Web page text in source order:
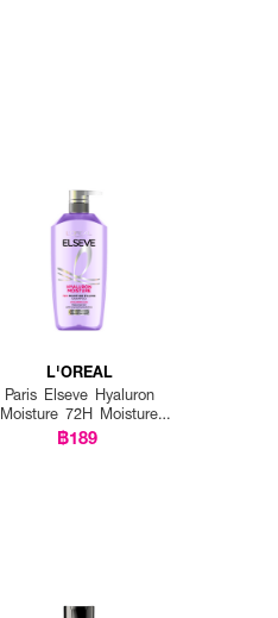
L'OREAL
Paris Elseve Hyaluron
Moisture 72H Moisture
Filling Shampoo
฿189